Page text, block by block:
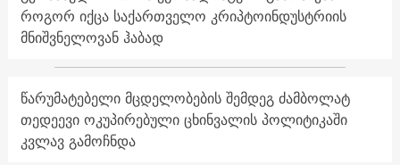
როგორ იქცა საქართველო კრიპტოინდუსტრიის
მნიშვნელოვან ჰაბად
წარუმატებელი მცდელობების შემდეგ ძამბოლატ
თედეევი ოკუპირებული ცხინვალის პოლიტიკაში
კვლავ გამოჩნდა